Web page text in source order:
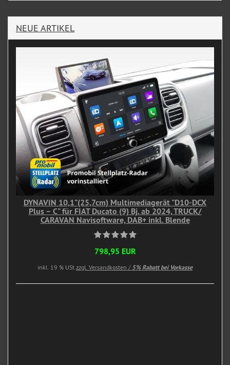
NEUE ARTIKEL
DYNAVIN 10,1"(25,7cm) Multimediagerät "D10-DCX
Plus – C" für FIAT Ducato (9) Bj. ab 2024, TRUCK/
CARAVAN Navisoftware, DAB+ inkl. Blende
798,95 EUR
inkl. 19 % USt zzgl. Versandkosten / 5% Rabatt bei Vorkasse